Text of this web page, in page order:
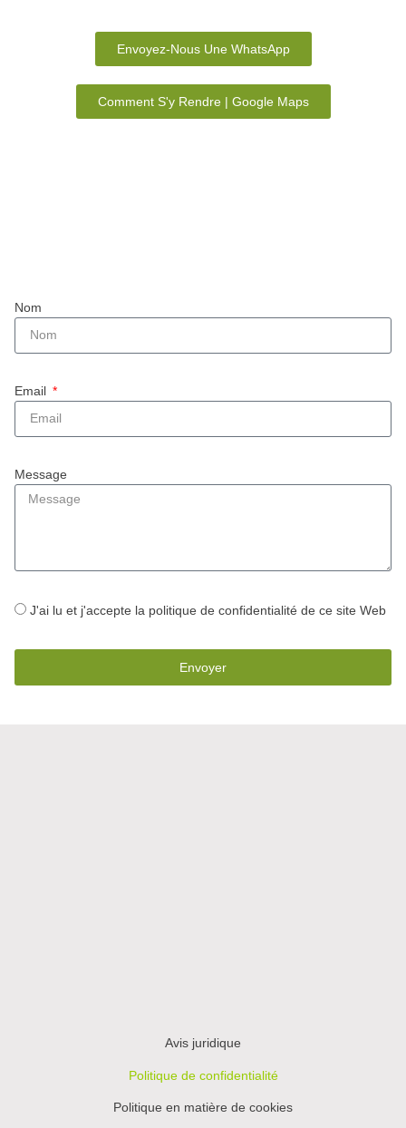
Envoyez-Nous Une WhatsApp
Comment S'y Rendre | Google Maps
Nom
Email
Message
J'ai lu et j'accepte la politique de confidentialité de ce site Web
Envoyer
Avis juridique
Politique de confidentialité
Politique en matière de cookies